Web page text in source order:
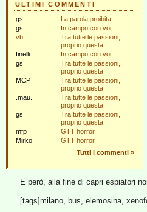
ULTIMI COMMENTI
gs
La parola proibita
gs
In campo con voi
vb
Tra tutte le passioni,
proprio questa
finelli
In campo con voi
gs
Tra tutte le passioni,
proprio questa
MCP
Tra tutte le passioni,
proprio questa
.mau.
Tra tutte le passioni,
proprio questa
gs
Tra tutte le passioni,
proprio questa
mfp
GTT horror
Mirko
GTT horror
Tutti i commenti »
E però, alla fine di capri espiatori
[tags]milano, bus, elemosina,